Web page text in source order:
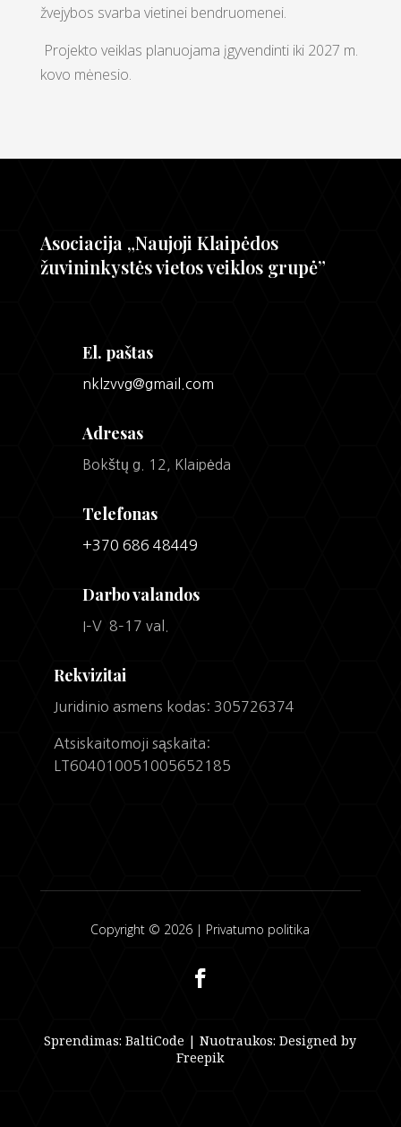
žvejybos svarba vietinei bendruomenei.
Projekto veiklas planuojama įgyvendinti iki 2027 m.
kovo mėnesio.
Asociacija „Naujoji Klaipėdos
žuvininkystės vietos veiklos grupė”
El. paštas
nklzvvg@gmail.com
Adresas
Bokštų g. 12, Klaipėda
Telefonas
+370 686 48449
Darbo valandos
I–V 8–17 val.
Rekvizitai
Juridinio asmens kodas: 305726374
Atsiskaitomoji sąskaita:
LT604010051005652185
Copyright © 2026 | Privatumo politika
Sprendimas:BaltiCode | Nuotraukos:Designed by
Freepik